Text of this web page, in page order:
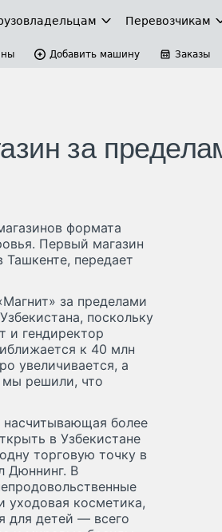
Перевозчикам
Добавить машину Заказы
за
формата
Первый магазин
передает
за пределами
поскольку
и гендиректор
к 40 млн
увеличивается, а
мы решили, что
более
в Узбекистане
торговую точку в
Дюннинг. В
уходовая косметика,
для детей — всего